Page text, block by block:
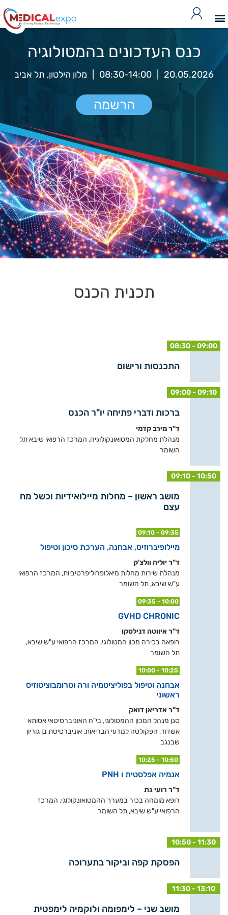
כנס העדכונים בהמטולוגיה
20.05.2026
08:30-14:00 מלון הילטון, תל אביב
הרשמה
תכנית הכנס
08:30 - 09:00
התכנסות ורישום
09:00 - 09:10
ברכות ודברי פתיחה יו"ר הכנס
ד"ר מירב קדמי
מנהלת מחלקת המטואונקולוגיה, המרכז הרפואי שיבא תל
השומר
09:10 - 10:50
מושב ראשון – מחלות מיילואידיות וכשל מח
עצם
09:10 - 09:35
מיילופיברוזיס, אבחנה, הערכת סיכון וטיפול
ד"ר יוליה וולצ'ק
מנהלת שירות מחלות מיאלופרוליפרטיביות, המרכז הרפואי
ע"ש שיבא, תל השומר
09:35 - 10:00
GVHD CHRONIC
ד"ר איווטה דנילסקו
רופאה בכירה מכון המטולוגי, המרכז הרפואי ע"ש שיבא,
תל השומר
10:00 - 10:25
אבחנה וטיפול בפוליציטמיה ורה וטרומבוציטוזיס
ראשוני
ד"ר אדריאן דואק
סגן מנהל המכון ההמטולוגי, בי"ח האוניברסיטאי אסותא
אשדוד, הפקולטה למדעי הבריאות, אוניברסיטת בן גוריון
שבנגב
10:25 - 10:50
אנמיה אפלסטית ו PNH
ד"ר רועי גת
רופא מומחה בכיר במערך ההמטואונקולוגי, המרכז
הרפואי ע"ש שיבא, תל השומר
10:50 - 11:30
הפסקת קפה וביקור בתערוכה
11:30 - 13:10
מושב שני – לימפומה ולוקמיה לימפטית